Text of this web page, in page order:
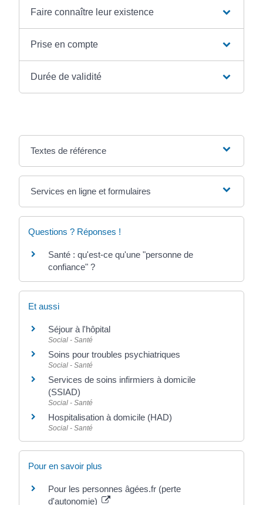
Faire connaître leur existence
Prise en compte
Durée de validité
Textes de référence
Services en ligne et formulaires
Questions ? Réponses !
Santé : qu'est-ce qu'une "personne de
confiance" ?
Et aussi
Séjour à l'hôpital
Social - Santé
Soins pour troubles psychiatriques
Social - Santé
Services de soins infirmiers à domicile
(SSIAD)
Social - Santé
Hospitalisation à domicile (HAD)
Social - Santé
Pour en savoir plus
Pour les personnes âgées.fr (perte
d'autonomie)